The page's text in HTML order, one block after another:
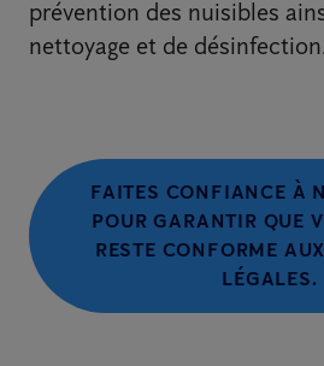
prévention des nuisibles
nettoyage et de désinfection.
FAITES CONFIANCE À
POUR GARANTIR QUE
RESTE CONFORME
LÉGALES.